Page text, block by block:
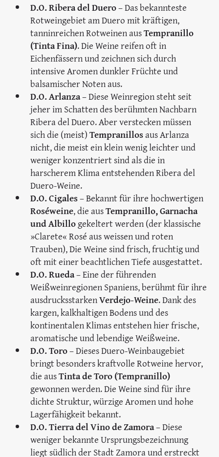
D.O. Ribera del Duero– Das bekannteste
Rotweingebiet am Duero mit kräftigen,
tanninreichen Rotweinen ausTempranillo
(Tinta Fina). Die Weine reifen oft in
Eichenfässern und zeichnen sich durch
intensive Aromen dunkler Früchte und
balsamischer Noten aus.
D.O. Arlanza– Diese Weinregion steht seit
jeher im Schatten des berühmten Nachbarn
Ribera del Duero. Aber verstecken müssen
sich die (meist)Tempranillosaus Arlanza
nicht, die meist ein klein wenig leichter und
weniger konzentriert sind als die in
harscherem Klima entstehenden Ribera del
Duero-Weine.
D.O. Cigales– Bekannt für ihre hochwertigen
Roséweine, die ausTempranillo, Garnacha
und Albillogekeltert werden (der klassische
»Clarete« Rosé aus weissen und roten
Trauben), Die Weine sind frisch, fruchtig und
oft mit einer beachtlichen Tiefe ausgestattet.
D.O. Rueda– Eine der führenden
Weißweinregionen Spaniens, berühmt für ihre
ausdrucksstarkenVerdejo-Weine. Dank des
kargen, kalkhaltigen Bodens und des
kontinentalen Klimas entstehen hier frische,
aromatische und lebendige Weißweine.
D.O. Toro– Dieses Duero-Weinbaugebiet
bringt besonders kraftvolle Rotweine hervor,
die ausTinta de Toro (Tempranillo)
gewonnen werden. Die Weine sind für ihre
dichte Struktur, würzige Aromen und hohe
Lagerfähigkeit bekannt.
D.O. Tierra del Vino de Zamora– Diese
weniger bekannte Ursprungsbezeichnung
liegt südlich der Stadt Zamora und erstreckt